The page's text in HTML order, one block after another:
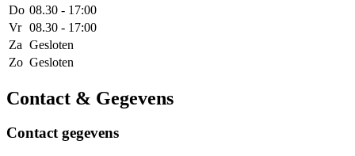
Do 08.30 - 17:00
Vr 08.30 - 17:00
Za Gesloten
Zo Gesloten
Contact & Gegevens
Contact gegevens